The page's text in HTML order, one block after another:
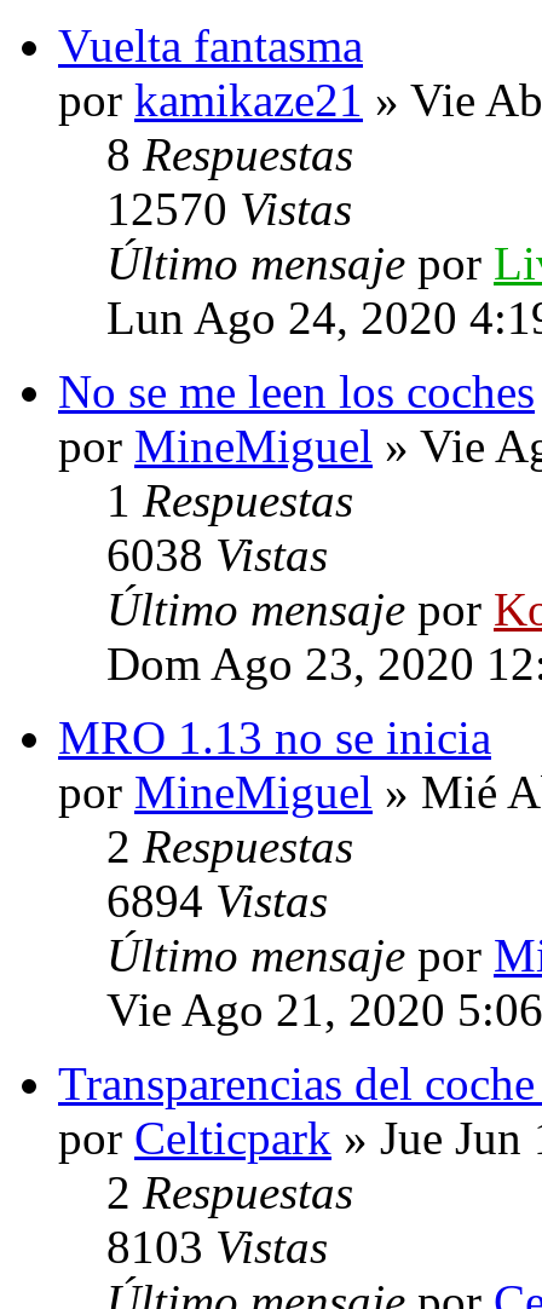
Vuelta fantasma
por kamikaze21 » Vie
8 Respuestas
12570 Vistas
Último mensaje por
Lun Ago 24, 2020
No se me leen los coches
por MineMiguel » Vie
1 Respuestas
6038 Vistas
Último mensaje por
Dom Ago 23, 2020
MRO 1.13 no se inicia
por MineMiguel » Mié
2 Respuestas
6894 Vistas
Último mensaje por
Vie Ago 21, 2020
Transparencias del
por Celticpark » Jue
2 Respuestas
8103 Vistas